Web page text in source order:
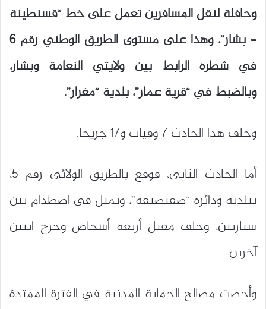
وحافلة لنقل المسافرين تعمل على خط “قسنطينة
– بشار”، وهذا على مستوى الطريق الوطني رقم 6
في شطره الرابط بين ولايتي النعامة وبشار،
وبالضبط في “قرية عمار”، بلدية “مغرار”.
وخلف هذا الحادث 7 وفيات و17 جريحا.
أما الحادث الثاني، فوقع بالطريق الولائي رقم 5،
ببلدية ودائرة “صفيصيفة”، وتمثل في اصطدام بين
سيارتين، وخلف مقتل أربعة أشخاص وجرح اثنين
آخرين.
وأحصت مصالح الحماية المدنية في الفترة الممتدة